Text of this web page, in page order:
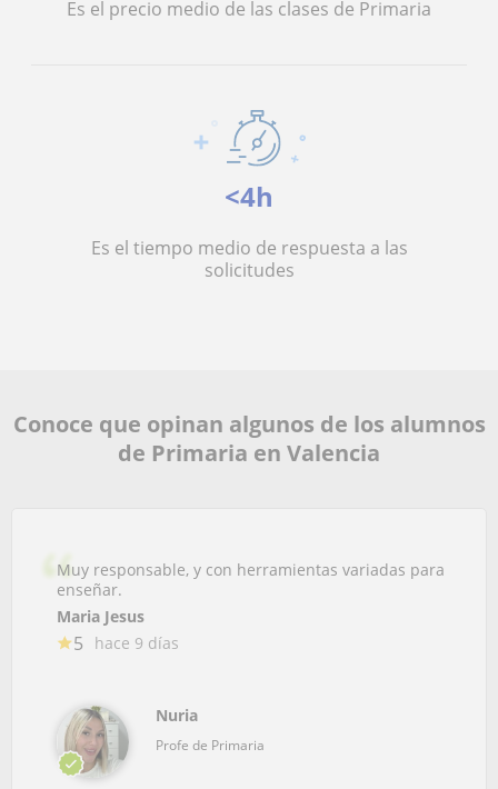
Es el precio medio de las clases de Primaria
<4h
Es el tiempo medio de respuesta a las
solicitudes
Conoce que opinan algunos de los alumnos
de Primaria en Valencia
Muy responsable, y con herramientas variadas para
enseñar.
Maria Jesus
5 hace 9 días
Nuria
Profe de Primaria